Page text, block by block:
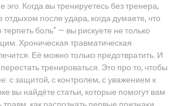
эго. Когда вы тренируетесь без тренера,
отдыхом после удара, когда думаете, что
боль" — вы рискуете не только
Хроническая травматическая
Её можно только предотвратить. И
тренироваться. Это про то, чтобы
с защитой, с контролем, с уважением к
вы найдёте статьи, которые помогут вам